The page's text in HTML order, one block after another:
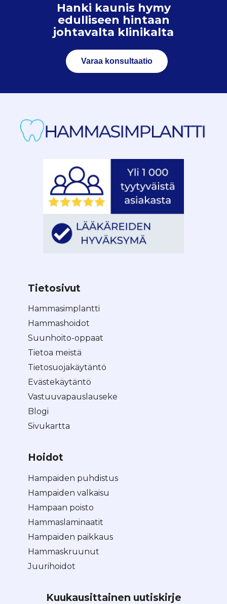
Hanki kaunis hymy
edulliseen hintaan
johtavalta klinikalta
Varaa konsultaatio
Tietosivut
Hammasimplantti
Hammashoidot
Suunhoito-oppaat
Tietoa meistä
Tietosuojakäytäntö
Evästekäytäntö
Vastuuvapauslauseke
Blogi
Sivukartta
Hoidot
Hampaiden puhdistus
Hampaiden valkaisu
Hampaan poisto
Hammaslaminaatit
Hampaiden paikkaus
Hammaskruunut
Juurihoidot
Kuukausittainen uutiskirje